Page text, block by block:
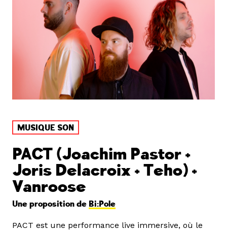
MUSIQUE SON
PACT (Joachim Pastor +
Joris Delacroix + Teho) +
Vanroose
Une proposition de Bi:Pole
PACT est une performance live immersive, où le